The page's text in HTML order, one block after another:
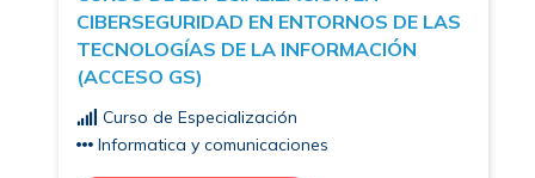
CIBERSEGURIDAD EN ENTORNOS DE LAS
TECNOLOGÍAS DE LA INFORMACIÓN
(ACCESO GS)
Curso de Especialización
Informatica y comunicaciones